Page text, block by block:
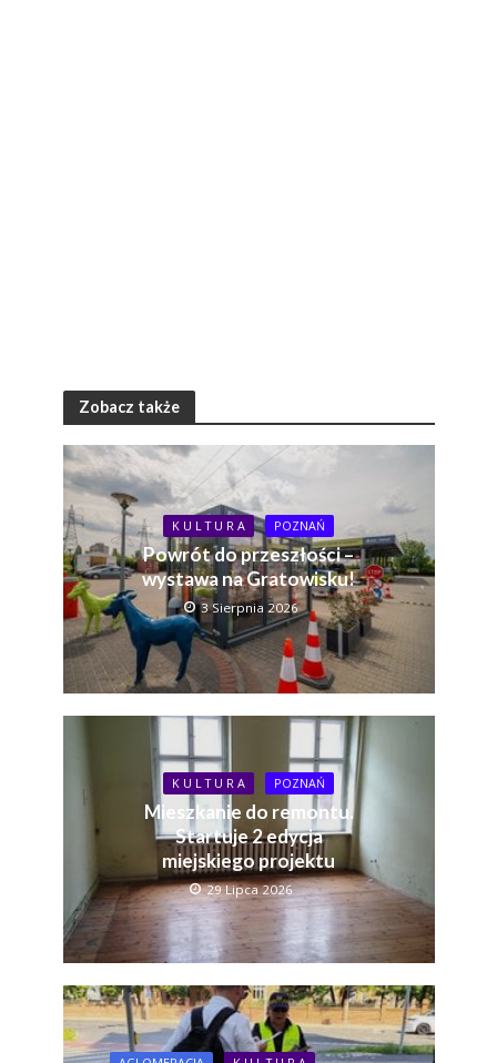
Zobacz także
K U L T U R A POZNAŃ
Powrót do przeszłości –
wystawa na Gratowisku!
3 Sierpnia 2026
K U L T U R A POZNAŃ
Mieszkanie do remontu.
Startuje 2 edycja
miejskiego projektu
29 Lipca 2026